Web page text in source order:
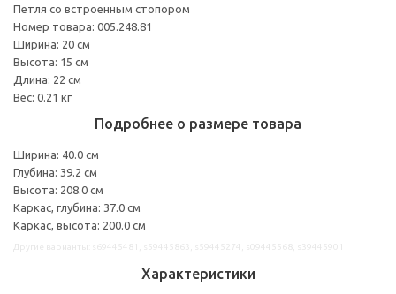
Петля со встроенным стопором
Номер товара: 005.248.81
Ширина: 20 см
Высота: 15 см
Длина: 22 см
Вес: 0.21 кг
Подробнее о размере товара
Ширина: 40.0 см
Глубина: 39.2 см
Высота: 208.0 см
Каркас, глубина: 37.0 см
Каркас, высота: 200.0 см
Характеристики